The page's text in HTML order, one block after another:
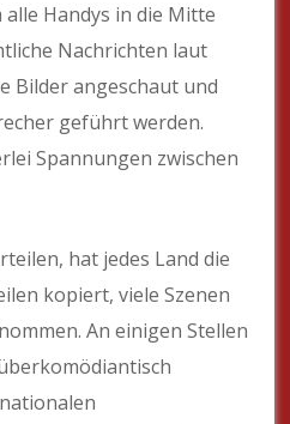
alle Handys in die Mitte
Nachrichten laut
Bilder angeschaut und
geführt werden.
Spannungen zwischen
hat jedes Land die
kopiert, viele Szenen
An einigen Stellen